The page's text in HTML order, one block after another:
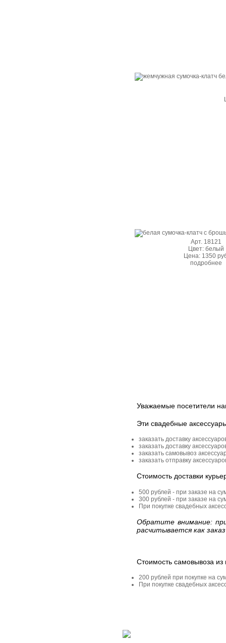
Арт. 18121
Цвет: белый
Цена: 1350
подробнее
Уважаемые посетители
Эти свадебные
заказать доставку
заказать доставку
заказать самовывоз
заказать отправку
Стоимость доставки
500 рублей - при заказе на
300 рублей - при заказе на
При покупке свадебных
Обратите внимание:
расчитывается как
Стоимость самовывоза из
200 рублей при покупке на
При покупке свадебных